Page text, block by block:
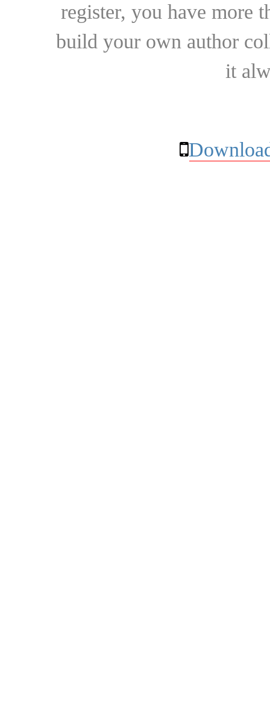
register, you have more
build your own author
it